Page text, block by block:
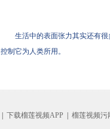
生活中的表面张力其实还有很多
控制它为人类所用。
下载榴莲视频APP 榴莲视频污